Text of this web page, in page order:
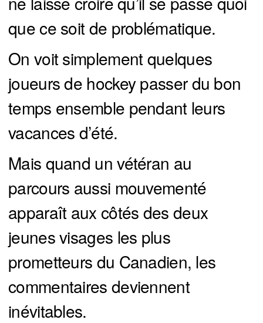
que ce soit de problématique.
On voit simplement quelques
joueurs de hockey passer du bon
temps ensemble pendant leurs
vacances d’été.
Mais quand un vétéran au
parcours aussi mouvementé
apparaît aux côtés des deux
jeunes visages les plus
prometteurs du Canadien, les
commentaires deviennent
inévitables.